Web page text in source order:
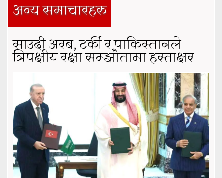
अन्य समाचारहरु
साउदी अरब, टर्की र पाकिस्तानले
त्रिपक्षीय रक्षा सम्झौतामा हस्ताक्षर